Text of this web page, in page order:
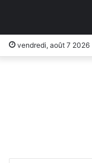
vendredi, août 7 2026